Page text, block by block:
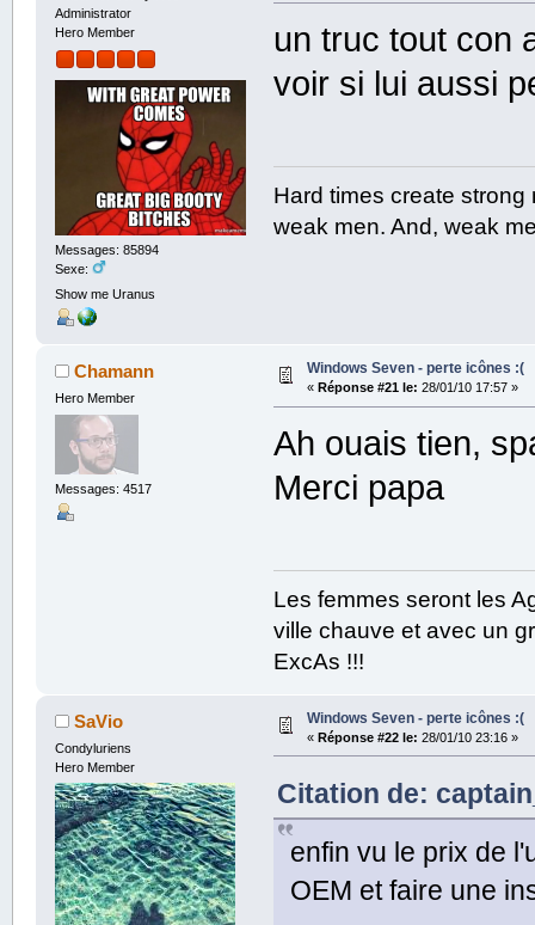
Administrator
Hero Member
Messages: 85894
Sexe:
Show me Uranus
un truc tout con
voir si lui aussi
Hard times create
weak men. And, weak
Chamann
Hero Member
Messages: 4517
Windows Seven - perte icônes :(
« Réponse #21 le: 28/01/10 17:57 »
Ah ouais tien,
Merci papa
Les femmes seront les
ville chauve et avec un
ExcAs !!!
SaVio
Condyluriens
Hero Member
Windows Seven - perte icônes :(
« Réponse #22 le: 28/01/10 23:16 »
Citation de:
enfin vu le prix de
OEM et faire une